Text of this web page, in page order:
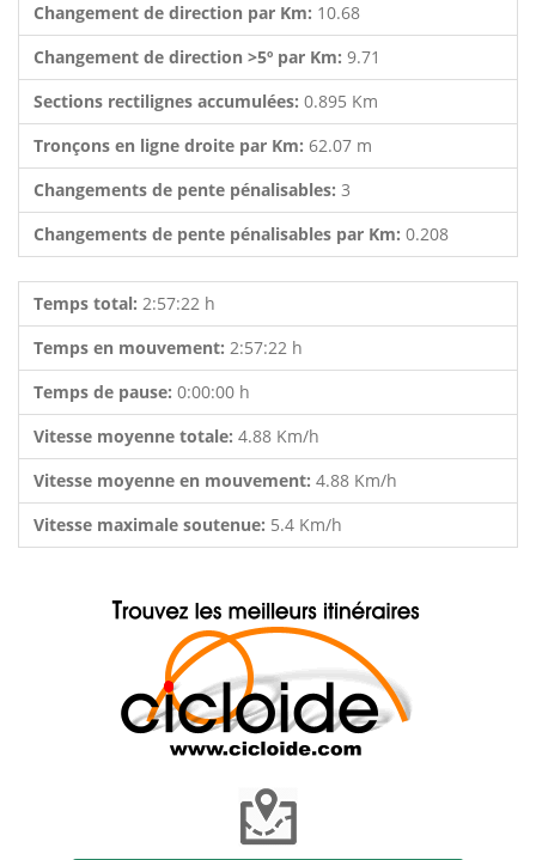
Changement de direction par Km: 10.68
Changement de direction >5º par Km: 9.71
Sections rectilignes accumulées: 0.895 Km
Tronçons en ligne droite par Km: 62.07 m
Changements de pente pénalisables: 3
Changements de pente pénalisables par Km: 0.208
Temps total: 2:57:22 h
Temps en mouvement: 2:57:22 h
Temps de pause: 0:00:00 h
Vitesse moyenne totale: 4.88 Km/h
Vitesse moyenne en mouvement: 4.88 Km/h
Vitesse maximale soutenue: 5.4 Km/h